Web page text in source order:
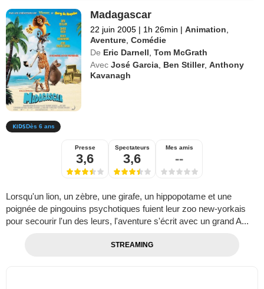
Madagascar
22 juin 2005 | 1h 26min | Animation,
Aventure,Comédie
De Eric Darnell,Tom McGrath
Avec José Garcia, Ben Stiller,Anthony
Kavanagh
Dès 6 ans
Presse
3,6
Spectateurs
3,6
Mes amis
--
Lorsqu'un lion, un zèbre, une girafe, un hippopotame et une
poignée de pingouins psychotiques fuient leur zoo new-yorkais
pour secourir l'un des leurs, l'aventure s'écrit avec un grand A...
STREAMING